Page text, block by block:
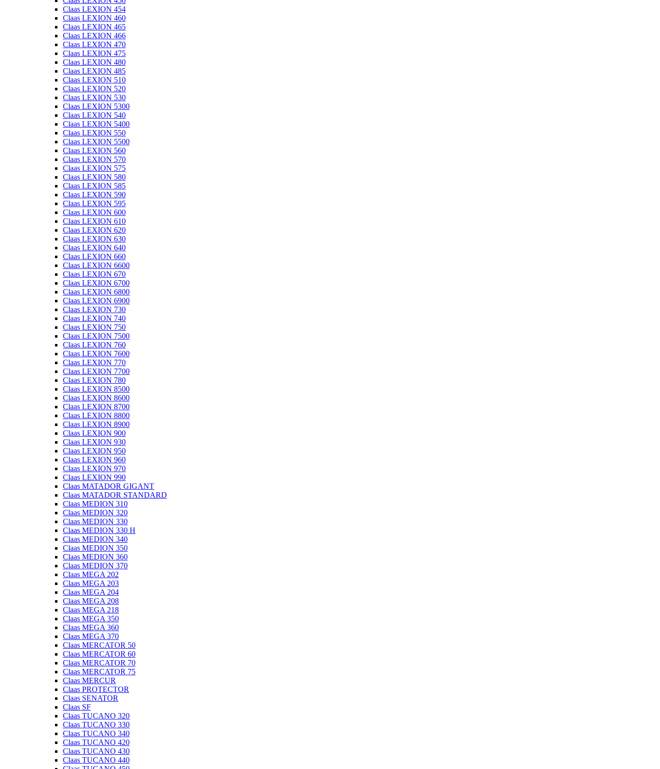
Claas LEXION 454
Claas LEXION 460
Claas LEXION 465
Claas LEXION 466
Claas LEXION 470
Claas LEXION 475
Claas LEXION 480
Claas LEXION 485
Claas LEXION 510
Claas LEXION 520
Claas LEXION 530
Claas LEXION 5300
Claas LEXION 540
Claas LEXION 5400
Claas LEXION 550
Claas LEXION 5500
Claas LEXION 560
Claas LEXION 570
Claas LEXION 575
Claas LEXION 580
Claas LEXION 585
Claas LEXION 590
Claas LEXION 595
Claas LEXION 600
Claas LEXION 610
Claas LEXION 620
Claas LEXION 630
Claas LEXION 640
Claas LEXION 660
Claas LEXION 6600
Claas LEXION 670
Claas LEXION 6700
Claas LEXION 6800
Claas LEXION 6900
Claas LEXION 730
Claas LEXION 740
Claas LEXION 750
Claas LEXION 7500
Claas LEXION 760
Claas LEXION 7600
Claas LEXION 770
Claas LEXION 7700
Claas LEXION 780
Claas LEXION 8500
Claas LEXION 8600
Claas LEXION 8700
Claas LEXION 8800
Claas LEXION 8900
Claas LEXION 900
Claas LEXION 930
Claas LEXION 950
Claas LEXION 960
Claas LEXION 970
Claas LEXION 990
Claas MATADOR GIGANT
Claas MATADOR STANDARD
Claas MEDION 310
Claas MEDION 320
Claas MEDION 330
Claas MEDION 330 H
Claas MEDION 340
Claas MEDION 350
Claas MEDION 360
Claas MEDION 370
Claas MEGA 202
Claas MEGA 203
Claas MEGA 204
Claas MEGA 208
Claas MEGA 218
Claas MEGA 350
Claas MEGA 360
Claas MEGA 370
Claas MERCATOR 50
Claas MERCATOR 60
Claas MERCATOR 70
Claas MERCATOR 75
Claas MERCUR
Claas PROTECTOR
Claas SENATOR
Claas SF
Claas TUCANO 320
Claas TUCANO 330
Claas TUCANO 340
Claas TUCANO 420
Claas TUCANO 430
Claas TUCANO 440